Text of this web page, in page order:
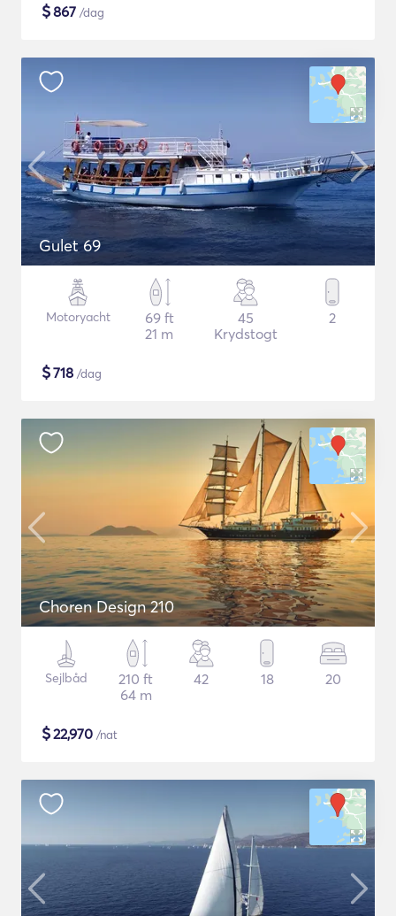
$867 /dag
Gulet 69
Motoryacht
69 ft
21 m
45
Krydstogt
2
$718 /dag
Choren Design 210
Sejlbåd
210 ft
64 m
42 18 20
$22,970 /nat